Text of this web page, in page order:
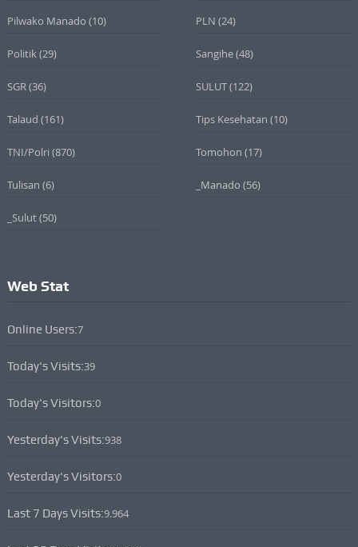
Pilwako Manado (10) PLN (24)
Politik(29) Sangihe(48)
SGR(36) SULUT(122)
Talaud (161) Tips Kesehatan (10)
TNI/Polri (870) Tomohon (17)
Tulisan (6) _Manado (56)
_Sulut(50)
Web Stat
Online Users:7
Today's Visits:39
Today's Visitors:0
Yesterday's Visits:938
Yesterday's Visitors:0
Last 7 Days Visits:9.964